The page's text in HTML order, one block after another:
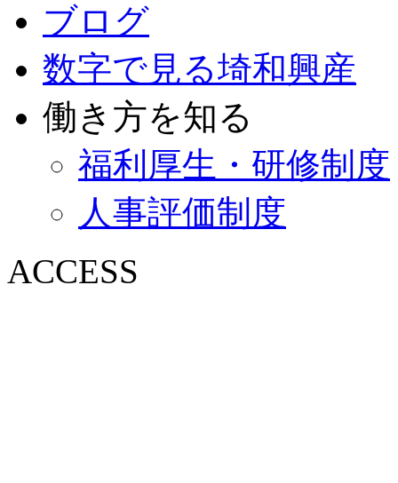
ブログ
数字で見る埼和興産
働き方を知る
福利厚生・研修制度
人事評価制度
ACCESS